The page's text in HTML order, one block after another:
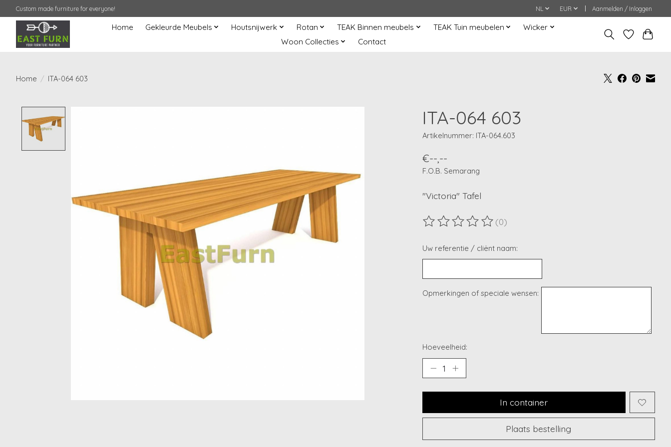
Custom made furniture for everyone! NL EUR Aanmelden / Inloggen
Home Gekleurde Meubels Houtsnijwerk Rotan TEAK Binnen meubels TEAK Tuin meubelen
Wicker
Woon Collecties
Contact
Home / ITA-064 603
ITA-064 603
Artikelnummer: ITA-064.603
€--,--
F.O.B. Semarang
"Victoria" Tafel
De beoordeling van dit product is
(0)
Uw referentie / cliënt naam:
Opmerkingen of speciale wensen:
Hoeveelheid:
In container
Plaats bestelling